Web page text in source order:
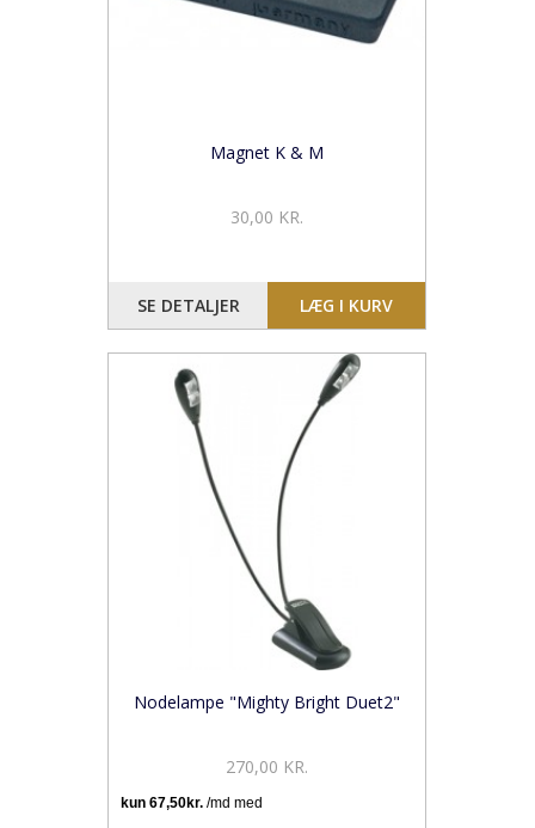
Magnet K & M
30,00 KR.
SE DETALJER LÆG I KURV
Nodelampe "Mighty Bright Duet2"
270,00 KR.